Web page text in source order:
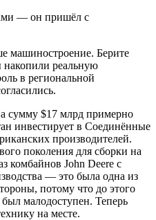
— он пришёл с
машиностроение. Берите
реальную
в региональной
сумму $17 млрд примерно
инвестирует в Соединённые
производителей.
поколения для сборки на
комбайнов John Deere с
— это была одна из
потому что до этого
малодоступен. Теперь
на месте.